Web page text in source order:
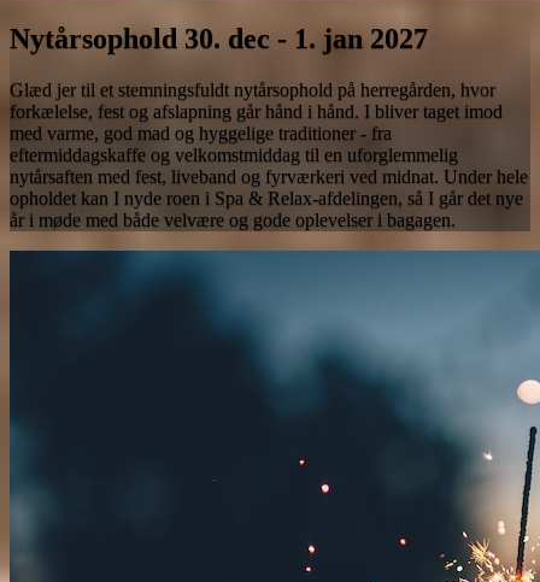
Nytårsophold 30. dec - 1. jan 2027
Glæd jer til et stemningsfuldt nytårsophold på herregården, hvor
forkælelse, fest og afslapning går hånd i hånd. I bliver taget imod
med varme, god mad og hyggelige traditioner - fra
eftermiddagskaffe og velkomstmiddag til en uforglemmelig
nytårsaften med fest, liveband og fyrværkeri ved midnat. Under hele
opholdet kan I nyde roen i Spa & Relax-afdelingen, så I går det nye
år i møde med både velvære og gode oplevelser i bagagen.